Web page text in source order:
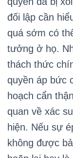
đối lập cần
quá sớm có
tưởng ở họ.
thách thức
quyền áp bức
hoạch cẩn
quan về xác
hiện. Nếu sự
không được